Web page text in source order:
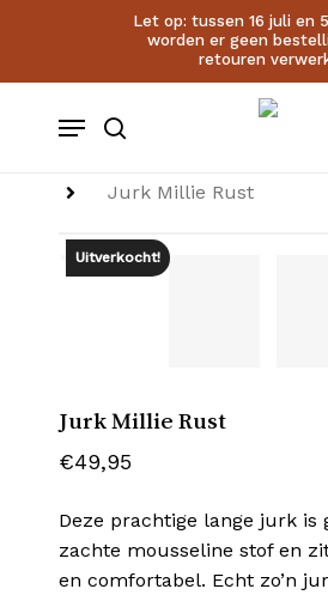
Let op: tussen 16 juli en
worden er geen
retouren
search
Menu
Jurk Millie Rust
Uitverkocht!
Jurk Millie Rust
€49,95
Deze prachtige lange jurk is
zachte mousseline stof en
en comfortabel. Echt zo’n